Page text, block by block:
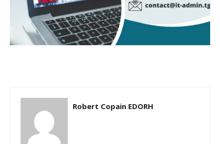
Robert Copain EDORH